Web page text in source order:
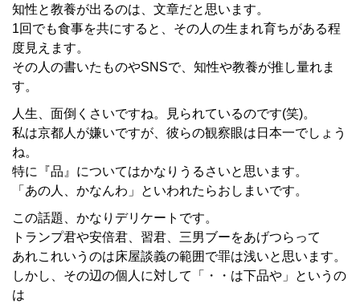
知性と教養が出るのは、文章だと思います。
1回でも食事を共にすると、その人の生まれ育ちがある程
度見えます。
その人の書いたものやSNSで、知性や教養が推し量れま
す。
人生、面倒くさいですね。見られているのです(笑)。
私は京都人が嫌いですが、彼らの観察眼は日本一でしょう
ね。
特に『品』についてはかなりうるさいと思います。
「あの人、かなんわ」といわれたらおしまいです。
この話題、かなりデリケートです。
トランプ君や安倍君、習君、三男ブーをあげつらって
あれこれいうのは床屋談義の範囲で罪は浅いと思います。
しかし、その辺の個人に対して「・・は下品や」というの
は